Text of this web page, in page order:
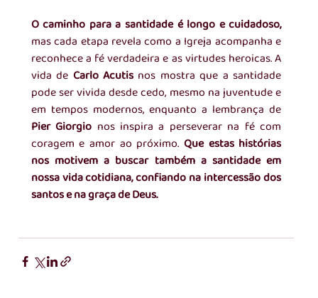
O caminho para a santidade é longo e cuidadoso,
mas cada etapa revela como a Igreja acompanha e
reconhece a fé verdadeira e as virtudes heroicas. A
vida de Carlo Acutis nos mostra que a santidade
pode ser vivida desde cedo, mesmo na juventude e
Pier Giorgio nos inspira a perseverar na fé com
coragem e amor ao próximo. Que estas histórias
nos motivem a buscar também a santidade em
nossa vida cotidiana, confiando na intercessão dos
santos e na graça de Deus.